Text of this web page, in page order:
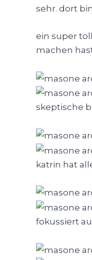
sehr. dort
ein super
machen
skeptische
katrin hat
fokussiert